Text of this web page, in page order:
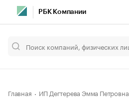
РБК Компании
Главная ИП Дегтерева Эмма Петровна